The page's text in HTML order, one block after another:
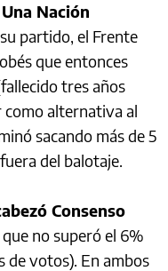
Nación
partido, el Frente
que entonces
tres años
como alternativa al
sacando más de 5
del balotaje.
Consenso
no superó el 6%
de votos). En ambos